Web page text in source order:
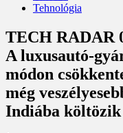
Tehnológia
TECH RADAR
A luxusautó-
módon
még
Indiába költözik